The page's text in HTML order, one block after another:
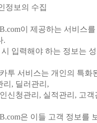
정보의 수집
이 제공하는 서비스
.
시 입력해야 하는 정보는
투 서비스는 개인의 특화
리, 딜러관리,
신청관리, 실적관리, 고
은 이들 고객 정보를